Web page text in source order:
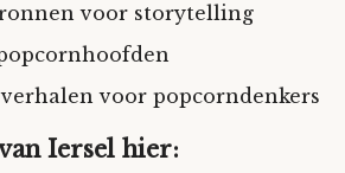
voor storytelling
voor popcorndenkers
Iersel hier: